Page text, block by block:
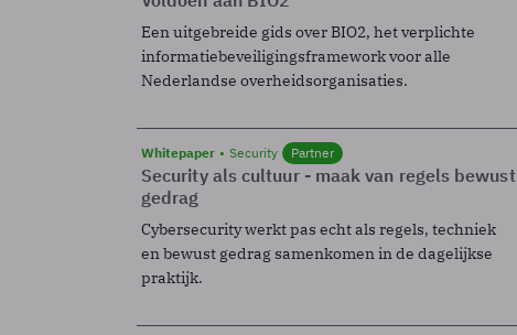
Een uitgebreide gids over BIO2, het verplichte
informatiebeveiligingsframework voor alle
Nederlandse overheidsorganisaties.
Whitepaper Security Partner
Security als cultuur - maak van regels bewust
gedrag
Cybersecurity werkt pas echt als regels, techniek
en bewust gedrag samenkomen in de dagelijkse
praktijk.